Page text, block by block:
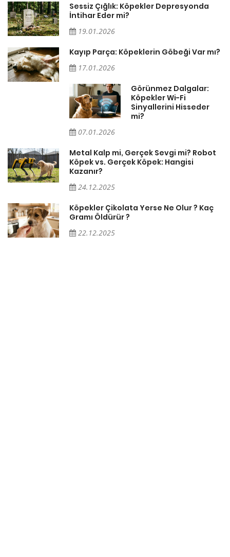
Sessiz Çığlık: Köpekler Depresyonda
İntihar Eder mi?
19.01.2026
Kayıp Parça: Köpeklerin Göbeği Var mı?
17.01.2026
Görünmez Dalgalar:
Köpekler Wi-Fi
Sinyallerini Hisseder
mi?
07.01.2026
Metal Kalp mi, Gerçek Sevgi mi? Robot
Köpek vs. Gerçek Köpek: Hangisi
Kazanır?
24.12.2025
Köpekler Çikolata Yerse Ne Olur ? Kaç
Gramı Öldürür ?
22.12.2025